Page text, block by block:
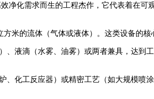
化需求而生的工程杰作，它代表着在可
米的流体（气体或液体）。这类设备的核
液滴（水雾、油雾）或两者兼具，达到
化工反应器）或精密工艺（如大规模喷